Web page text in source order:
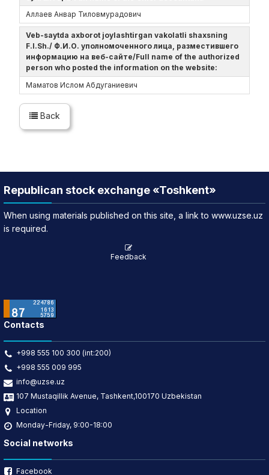
Аллаев Анвар Тиловмурадович
Veb-saytda axborot joylashtirgan vakolatli shaxsning
F.I.Sh./ Ф.И.О. уполномоченного лица, разместившего
информацию на веб-сайте/Full name of the authorized
person who posted the information on the website:
Маматов Ислом Абдуганиевич
Back
Republican stock exchange «Toshkent»
When using materials published on this site, a link to www.uzse.uz
is required.
Feedback
Contacts
+998 555 100 300 (int:200)
+998 555 009 995
info@uzse.uz
107 Mustaqillik Avenue, Tashkent,100170 Uzbekistan
Location
Monday-Friday, 9:00-18:00
Social networks
Facebook